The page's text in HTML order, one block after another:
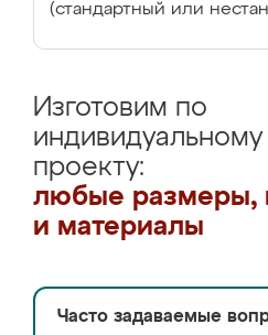
(стандартный или
Изготовим по
индивидуальному
проекту:
любые размеры,
и материалы
Часто задаваемые